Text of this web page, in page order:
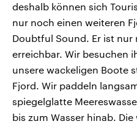
deshalb können sich
nur noch einen weiteren
Doubtful Sound. Er ist
erreichbar. Wir besuchen
unsere wackeligen Boote
Fjord. Wir paddeln
spiegelglatte
bis zum Wasser hinab.